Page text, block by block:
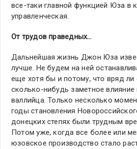
все-таки главной функцией Юза в
управленческая.
От трудов праведных…
Дальнейшая жизнь Джон Юза
лучше. Не будем на ней
еще хотя бы и потому, что вряд ли
сколько-нибудь заметное влияние
валлийца. Только несколько
годы становления
донецких степях были трудным
Потом уже, когда все более или
юзовское производство стало